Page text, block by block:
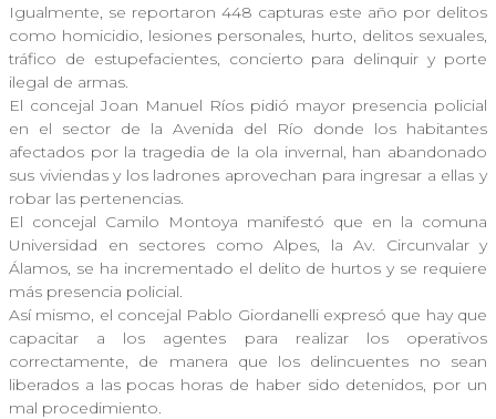
Igualmente, se reportaron 448 capturas este año por delitos
como homicidio, lesiones personales, hurto, delitos sexuales,
tráfico de estupefacientes, concierto para delinquir y porte
ilegal de armas.
El concejal Joan Manuel Ríos pidió mayor presencia policial
en el sector de la Avenida del Río donde los habitantes
afectados por la tragedia de la ola invernal, han abandonado
sus viviendas y los ladrones aprovechan para ingresar a ellas y
robar las pertenencias.
El concejal Camilo Montoya manifestó que en la comuna
Universidad en sectores como Alpes, la Av. Circunvalar y
Álamos, se ha incrementado el delito de hurtos y se requiere
más presencia policial.
Así mismo, el concejal Pablo Giordanelli expresó que hay que
capacitar a los agentes para realizar los operativos
correctamente, de manera que los delincuentes no sean
liberados a las pocas horas de haber sido detenidos, por un
mal procedimiento.